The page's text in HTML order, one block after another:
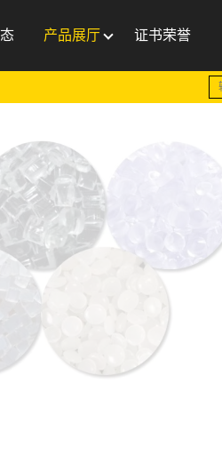
产品展厅 证书荣誉